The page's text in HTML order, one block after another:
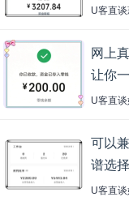
U客直
网上
让你
U客直
可以
谱选
U客直